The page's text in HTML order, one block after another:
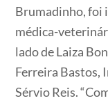
Brumadinho, foi
médica-
lado de Laiza
Ferreira Bastos,
Sérvio Reis.